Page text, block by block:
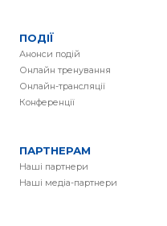
ПОДІЇ
Анонси подій
Онлайн тренування
Онлайн-трансляції
Конференції
ПАРТНЕРАМ
Наші партнери
Наші медіа-партнери